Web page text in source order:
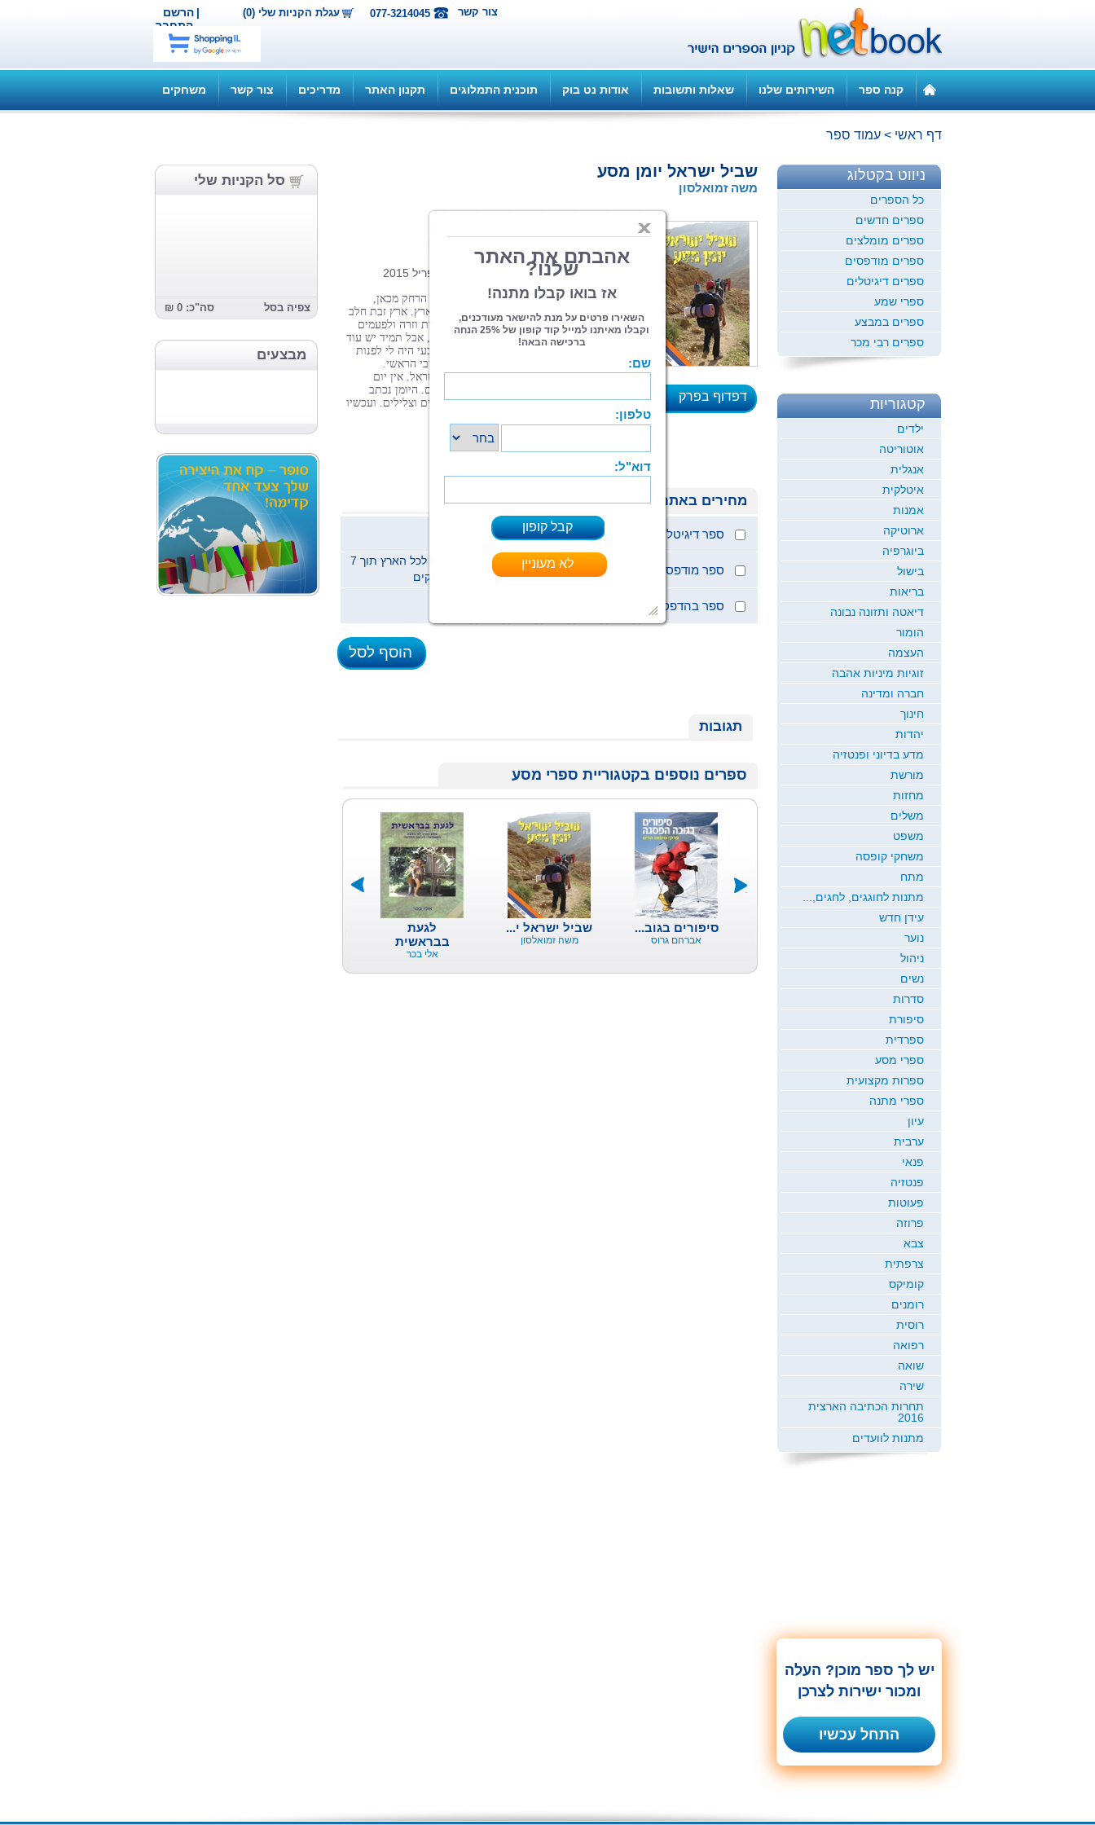
הרשם |
התחבר
עגלת הקניות שלי (0) 077-3214045 צור קשר
קנה ספר השירותים שלנו שאלות ותשובות אודות נט בוק תוכנית התמלוגים תקנון האתר מדריכים צור קשר משחקים
דף ראשי > עמוד ספר
סל הקניות שלי
צפיה בסל סה"כ: 0 ₪
מבצעים
שביל ישראל יומן מסע
משה זמואלסון
דפדוף בפרק
האדם הוא תבנית ארץ הולדתו, ואף שנולדתי הרחק מכאן,
תחושה זו מלווה אותי בכל ארבעים שנותיי בארץ. ארץ זבת חלב
ודבש וגם ארץ אוכלת יושביה. לפעמים מנוכרת וזרה ולפעמים
מחבקת וחמימה – שלי היא. הלכתי בה הרבה, אבל תמיד יש עוד
מקום שלא הייתי בו. עם תחושות אלה אך טבעי היה לי לפנות
להדרכת טיולים ולעשות זאת למקצועי ותחביבי הראשי.
תחושות אלה גם משכו אותי למסע בשביל ישראל. אין יום
במסע זה הדומה לקודמו ואין יום אחד משעמם. היומן נכתב
מתוך רצון לשמר חוויות, ריחות, קולות, טעמים וצלילים. ועכשיו
הגיע הזמן לשתף...
מחירים באתר
ספר דיגיטלי (ePub) 19.9 ₪
ספר מודפס 68 ₪
משלוח לכל הארץ תוך 7
ימי עסקים
ספר בהדפסה ביתית (pdf)
הוסף לסל
תגובות
ספרים נוספים בקטגוריית ספרי מסע
לגעת
בבראשית
אלי בכר
שביל ישראל י...
משה זמואלסון
סיפורים בגוב...
אברהם גרוס
רב מכר מיומנו של וט...
ד"ר יאיר בן ציוני,
ניווט בקטלוג
כל הספרים
ספרים חדשים
ספרים מומלצים
ספרים מודפסים
ספרים דיגיטלים
ספרי שמע
ספרים במבצע
ספרים רבי מכר
קטגוריות
ילדים
אוטוריטה
אנגלית
איטלקית
אמנות
ארוטיקה
ביוגרפיה
בישול
בריאות
דיאטה ותזונה נבונה
הומור
העצמה
זוגיות מיניות אהבה
חברה ומדינה
חינוך
יהדות
מדע בדיוני ופנטזיה
מורשת
מחזות
משלים
משפט
משחקי קופסה
מתח
מתנות לחוגגים, לחגים,...
עידן חדש
נוער
ניהול
נשים
סדרות
סיפורת
ספרדית
ספרי מסע
ספרות מקצועית
ספרי מתנה
עיון
ערבית
פנאי
פנטזיה
פעוטות
פרוזה
צבא
צרפתית
קומיקס
רומנים
רוסית
רפואה
שואה
שירה
תחרות הכתיבה הארצית
2016
מתנות לוועדים
יש לך ספר מוכן? העלה
ומכור ישירות לצרכן
התחל עכשיו